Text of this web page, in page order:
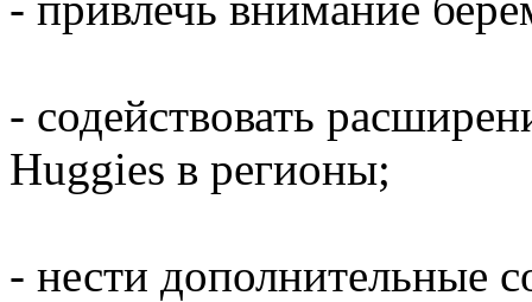
- содействовать
Huggies в регионы;
- нести дополнительные